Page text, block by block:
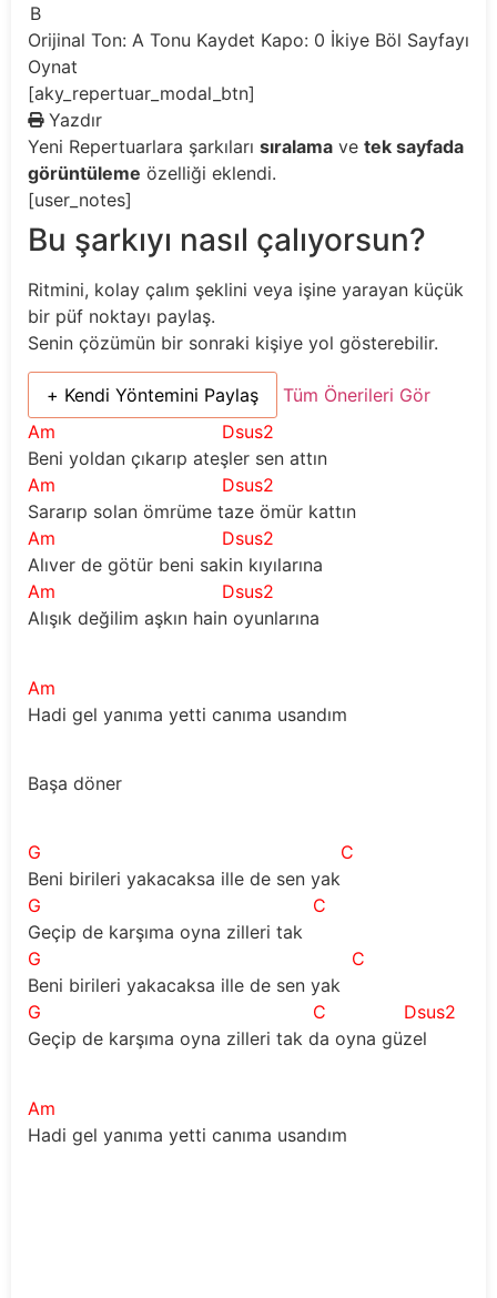
B
Orijinal Ton: A Tonu Kaydet Kapo: 0 İkiye Böl Sayfayı
Oynat
[aky_repertuar_modal_btn]
Yazdır
Yeni Repertuarlara şarkıları sıralama ve tek sayfada
görüntüleme özelliği eklendi.
[user_notes]
Bu şarkıyı nasıl çalıyorsun?
Ritmini, kolay çalım şeklini veya işine yarayan küçük
bir püf noktayı paylaş.
Senin çözümün bir sonraki kişiye yol gösterebilir.
+ Kendi Yöntemini Paylaş
Tüm Önerileri Gör
Am
Dsus2
Beni yoldan çıkarıp ateşler sen attın
Am
Dsus2
Sararıp solan ömrüme taze ömür kattın
Am
Dsus2
Alıver de götür beni sakin kıyılarına
Am
Dsus2
Alışık değilim aşkın hain oyunlarına
Am
Hadi gel yanıma yetti canıma usandım
Başa döner
G
C
Beni birileri yakacaksa ille de sen yak
G
C
Geçip de karşıma oyna zilleri tak
G
C
Beni birileri yakacaksa ille de sen yak
G
C
Dsus2
Geçip de karşıma oyna zilleri tak da oyna güzel
Am
Hadi gel yanıma yetti canıma usandım